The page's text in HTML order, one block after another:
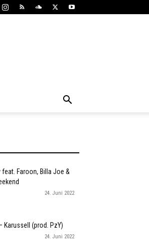
feat. Faroon, Billa Joe &
24. Juni 2022
Karussell (prod. PzY)
24. Juni 2022